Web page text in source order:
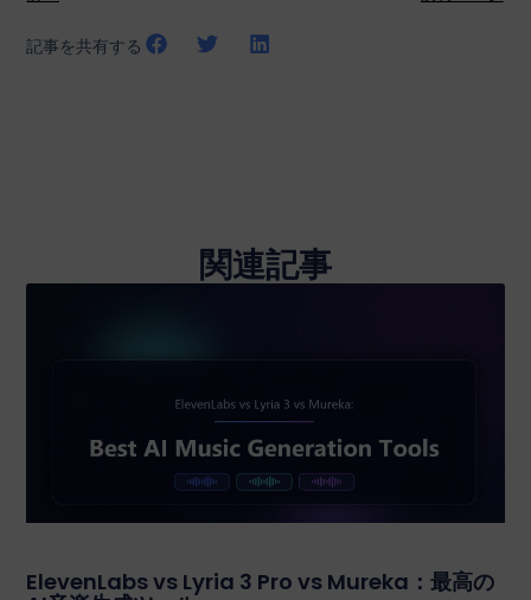
記事を共有する
関連記事
ElevenLabs vs Lyria 3 Pro vs Mureka：最高の